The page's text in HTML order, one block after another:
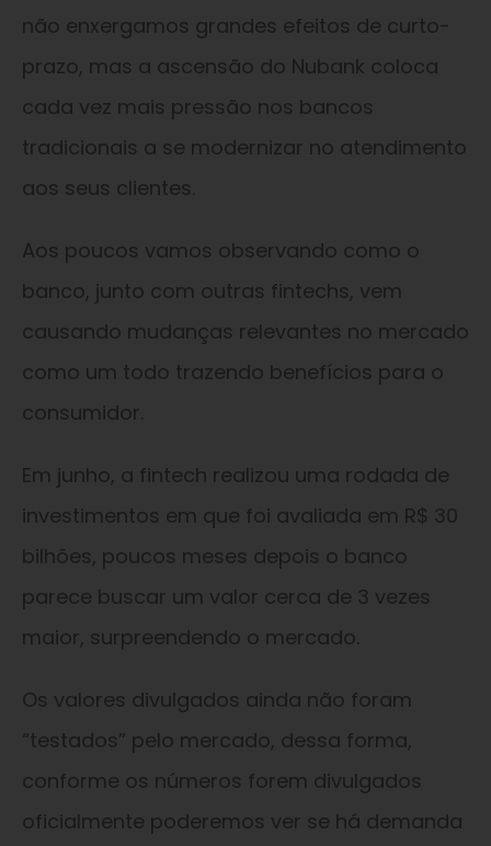
não enxergamos grandes efeitos de curto-
prazo, mas a ascensão do Nubank coloca
cada vez mais pressão nos bancos
tradicionais a se modernizar no atendimento
aos seus clientes.
Aos poucos vamos observando como o
banco, junto com outras fintechs, vem
causando mudanças relevantes no mercado
como um todo trazendo benefícios para o
consumidor.
Em junho, a fintech realizou uma rodada de
investimentos em que foi avaliada em R$ 30
bilhões, poucos meses depois o banco
parece buscar um valor cerca de 3 vezes
maior, surpreendendo o mercado.
Os valores divulgados ainda não foram
“testados” pelo mercado, dessa forma,
conforme os números forem divulgados
oficialmente poderemos ver se há demanda